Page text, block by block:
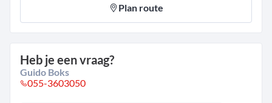
Plan route
Heb je een vraag?
Guido Boks
055-3603050